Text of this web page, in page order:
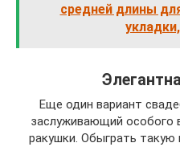
средней длины
Еще один вариант
заслуживающий особого
ракушки. Обыграть